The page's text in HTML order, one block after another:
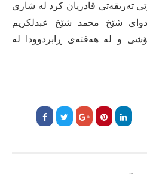
تەریقەتی قادریان كرد لە شاری
شێخ محمد شێخ عبدلكریم
و لە هەفتەی ڕابردوودا لە